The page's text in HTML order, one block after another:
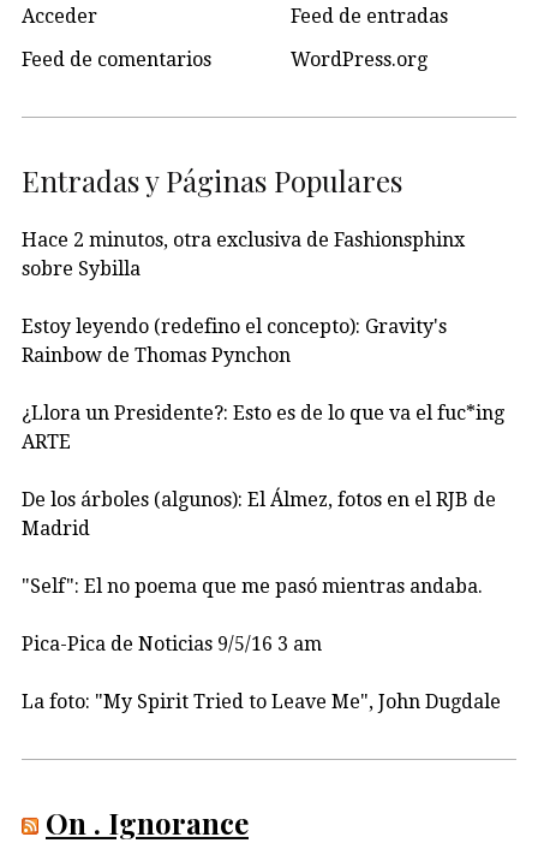
Acceder
Feed de entradas
Feed de comentarios
WordPress.org
Entradas y Páginas Populares
Hace 2 minutos, otra exclusiva de Fashionsphinx
sobre Sybilla
Estoy leyendo (redefino el concepto): Gravity's
Rainbow de Thomas Pynchon
¿Llora un Presidente?: Esto es de lo que va el fuc*ing
ARTE
De los árboles (algunos): El Álmez, fotos en el RJB de
Madrid
"Self": El no poema que me pasó mientras andaba.
Pica-Pica de Noticias 9/5/16 3 am
La foto: "My Spirit Tried to Leave Me", John Dugdale
On . Ignorance